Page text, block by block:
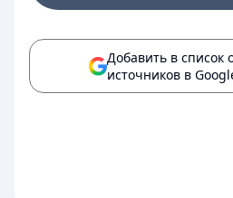
Добавить в список
источников в